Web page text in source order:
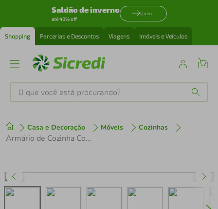
Saldão de inverno
até 40% off
Quero
Shopping Parcerias e Descontos Viagens Imóveis e Veículos
O que você está procurando?
Casa e Decoração Móveis Cozinhas
Armário de Cozinha Completa 280 cm Cinza Nice Madesa 02
1º tenis
perfume